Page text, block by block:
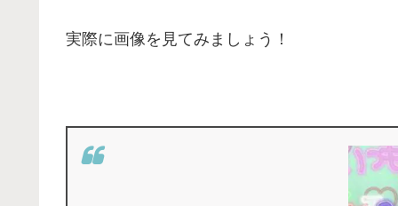
実際に画像を見てみましょう！